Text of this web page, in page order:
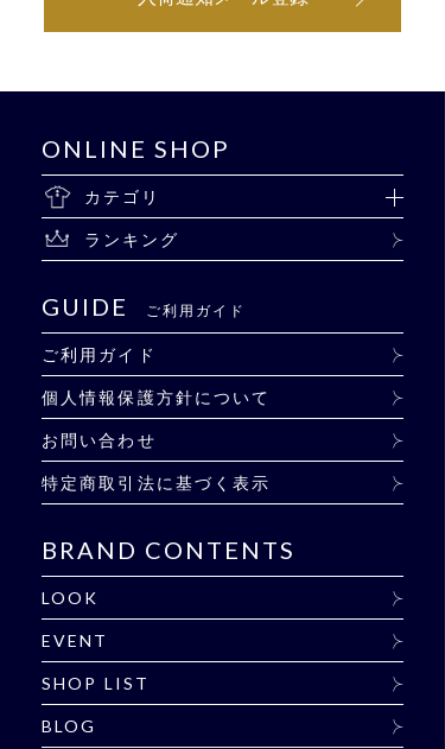
ONLINE SHOP
カテゴリ
ランキング
GUIDE ご利用ガイド
ご利用ガイド
個人情報保護方針について
お問い合わせ
特定商取引法に基づく表示
BRAND CONTENTS
LOOK
EVENT
SHOP LIST
BLOG